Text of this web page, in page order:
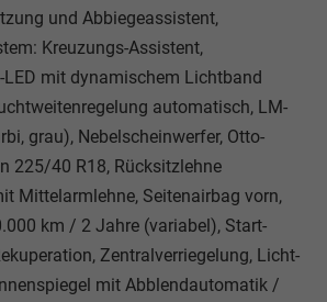
und Abbiegeassistent,
Kreuzungs-Assistent,
LED mit dynamischem Lichtband
automatisch, LM-
grau), Nebelscheinwerfer, Otto-
225/40 R18, Rücksitzlehne
Mittelarmlehne, Seitenairbag vorn,
km / 2 Jahre (variabel), Start-
Zentralverriegelung, Licht-
mit Abblendautomatik /